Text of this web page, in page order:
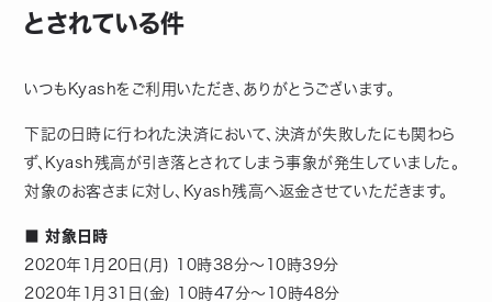
とされている件
いつもKyashをご利用いただき、ありがとうございます。
下記の日時に行われた決済において、決済が失敗したにも関わら
ず、Kyash残高が引き落とされてしまう事象が発生していました。
対象のお客さまに対し、Kyash残高へ返金させていただきます。
■ 対象日時
2020年1月20日(月) 10時38分〜10時39分
2020年1月31日(金) 10時47分〜10時48分